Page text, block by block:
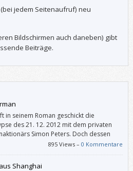
jedem Seitenaufruf) neu
Bildschirmen auch daneben) gibt
Beiträge.
in seinem Roman geschickt die
des 21. 12. 2012 mit dem privaten
Simon Peters. Doch dessen
Beziehung und seine Freunde vor der
niedlich – und irrelevant.
895 Views –0 Kommentare
Shanghai